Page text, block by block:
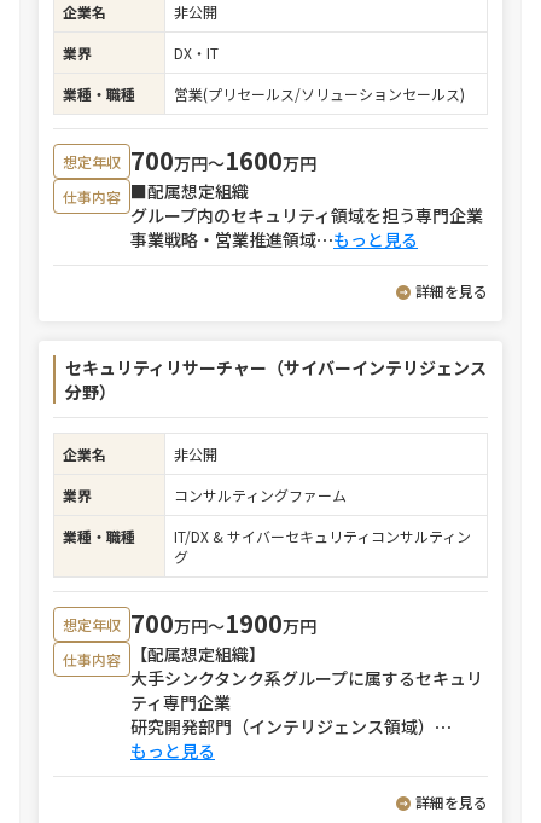
企業名
非公開
業界
DX・IT
業種・職種
営業(プリセールス/ソリューションセールス)
想定年収 700万円〜1600万円
仕事内容 ■配属想定組織
グループ内のセキュリティ領域を担う専門企業
事業戦略・営業推進領域⋯もっと見る
詳細を見る
セキュリティリサーチャー（サイバーインテリジェンス
分野）
企業名
非公開
業界
コンサルティングファーム
業種・職種
IT/DX & サイバーセキュリティコンサルティン
グ
想定年収 700万円〜1900万円
仕事内容
【配属想定組織】
大手シンクタンク系グループに属するセキュリ
ティ専門企業
研究開発部門（インテリジェンス領域） ⋯
もっと見る
詳細を見る